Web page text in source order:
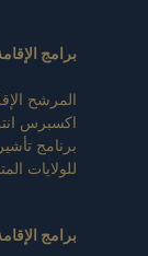
برامج
المرشح
اكسبرس
برنامج
للولايات
برامج